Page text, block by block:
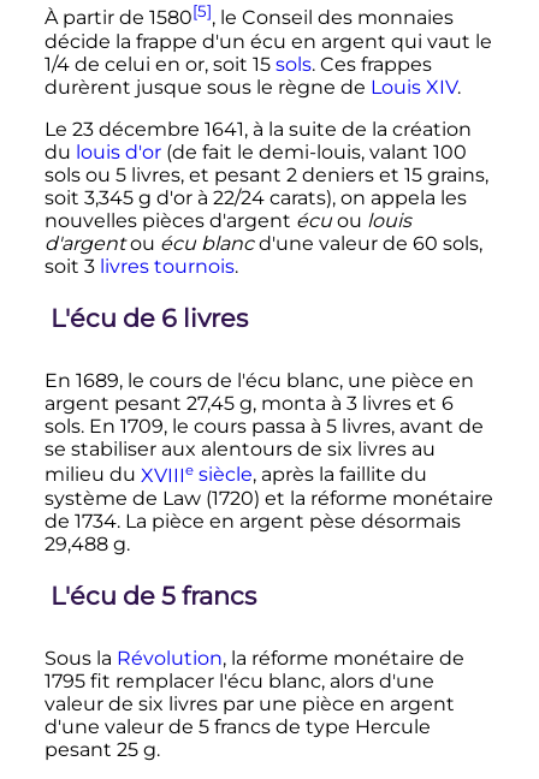
À partir de 1580[5], le Conseil des monnaies
décide la frappe d'un écu en argent qui vaut le
1/4 de celui en or, soit 15 sols. Ces frappes
durèrent jusque sous le règne de Louis XIV.
Le 23 décembre 1641, à la suite de la création
du louis d'or(de fait le demi-louis, valant 100
solsou 5 livres, et pesant 2 denierset 15 grains,
soit 3,345 g d'or à 22/24 carats), on appela les
nouvelles pièces d'argent écuou louis
d'argentou écu blancd'une valeur de 60 sols,
soit 3 livres tournois.
L'écu de 6 livres
En 1689, le cours de l'écu blanc, une pièce en
argent pesant 27,45 g, monta à 3 livreset 6
sols. En 1709, le cours passa à 5 livres, avant de
se stabiliser aux alentours de six livres au
milieu du XVIIIesiècle, après la faillite du
système de Law (1720) et la réforme monétaire
de 1734. La pièce en argent pèse désormais
29,488 g.
L'écu de 5 francs
Sous la Révolution, la réforme monétaire de
1795 fit remplacer l'écu blanc, alors d'une
valeur de six livres par une pièce en argent
d'une valeur de 5 francs de type Hercule
pesant 25 g.